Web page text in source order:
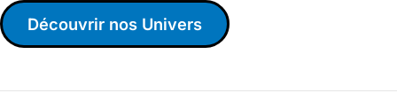
Découvrir nos Univers